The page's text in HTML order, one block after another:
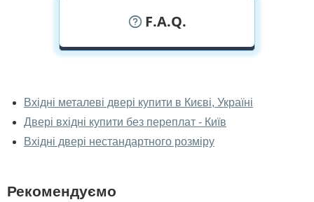
F.A.Q.
наживо?
Так, можна подивитися двері вхідні у нашому
фірмовому салоні-магазині.
Так, у нас великий вибір міжкімнатних та вхідних
Вхідні металеві двері купити в Києві, Україні
Двері вхідні купити без переплат - Київ
Вхідні двері нестандартного розміру
Рекомендуємо